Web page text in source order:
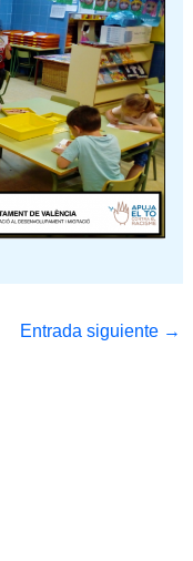
Entrada siguiente →